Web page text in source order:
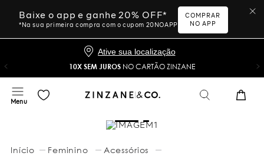
Baixe o app e ganhe 20% OFF*
*Na sua primeira compra com o cupom 20NOAPP
COMPRAR
NO APP
Ative sua localização
10X SEM JUROS NO CARTÃO ZINZANE
Feminino Acessórios